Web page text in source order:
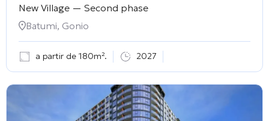
New Village — Second phase
Batumi, Gonio
a partir de 180m². 2027